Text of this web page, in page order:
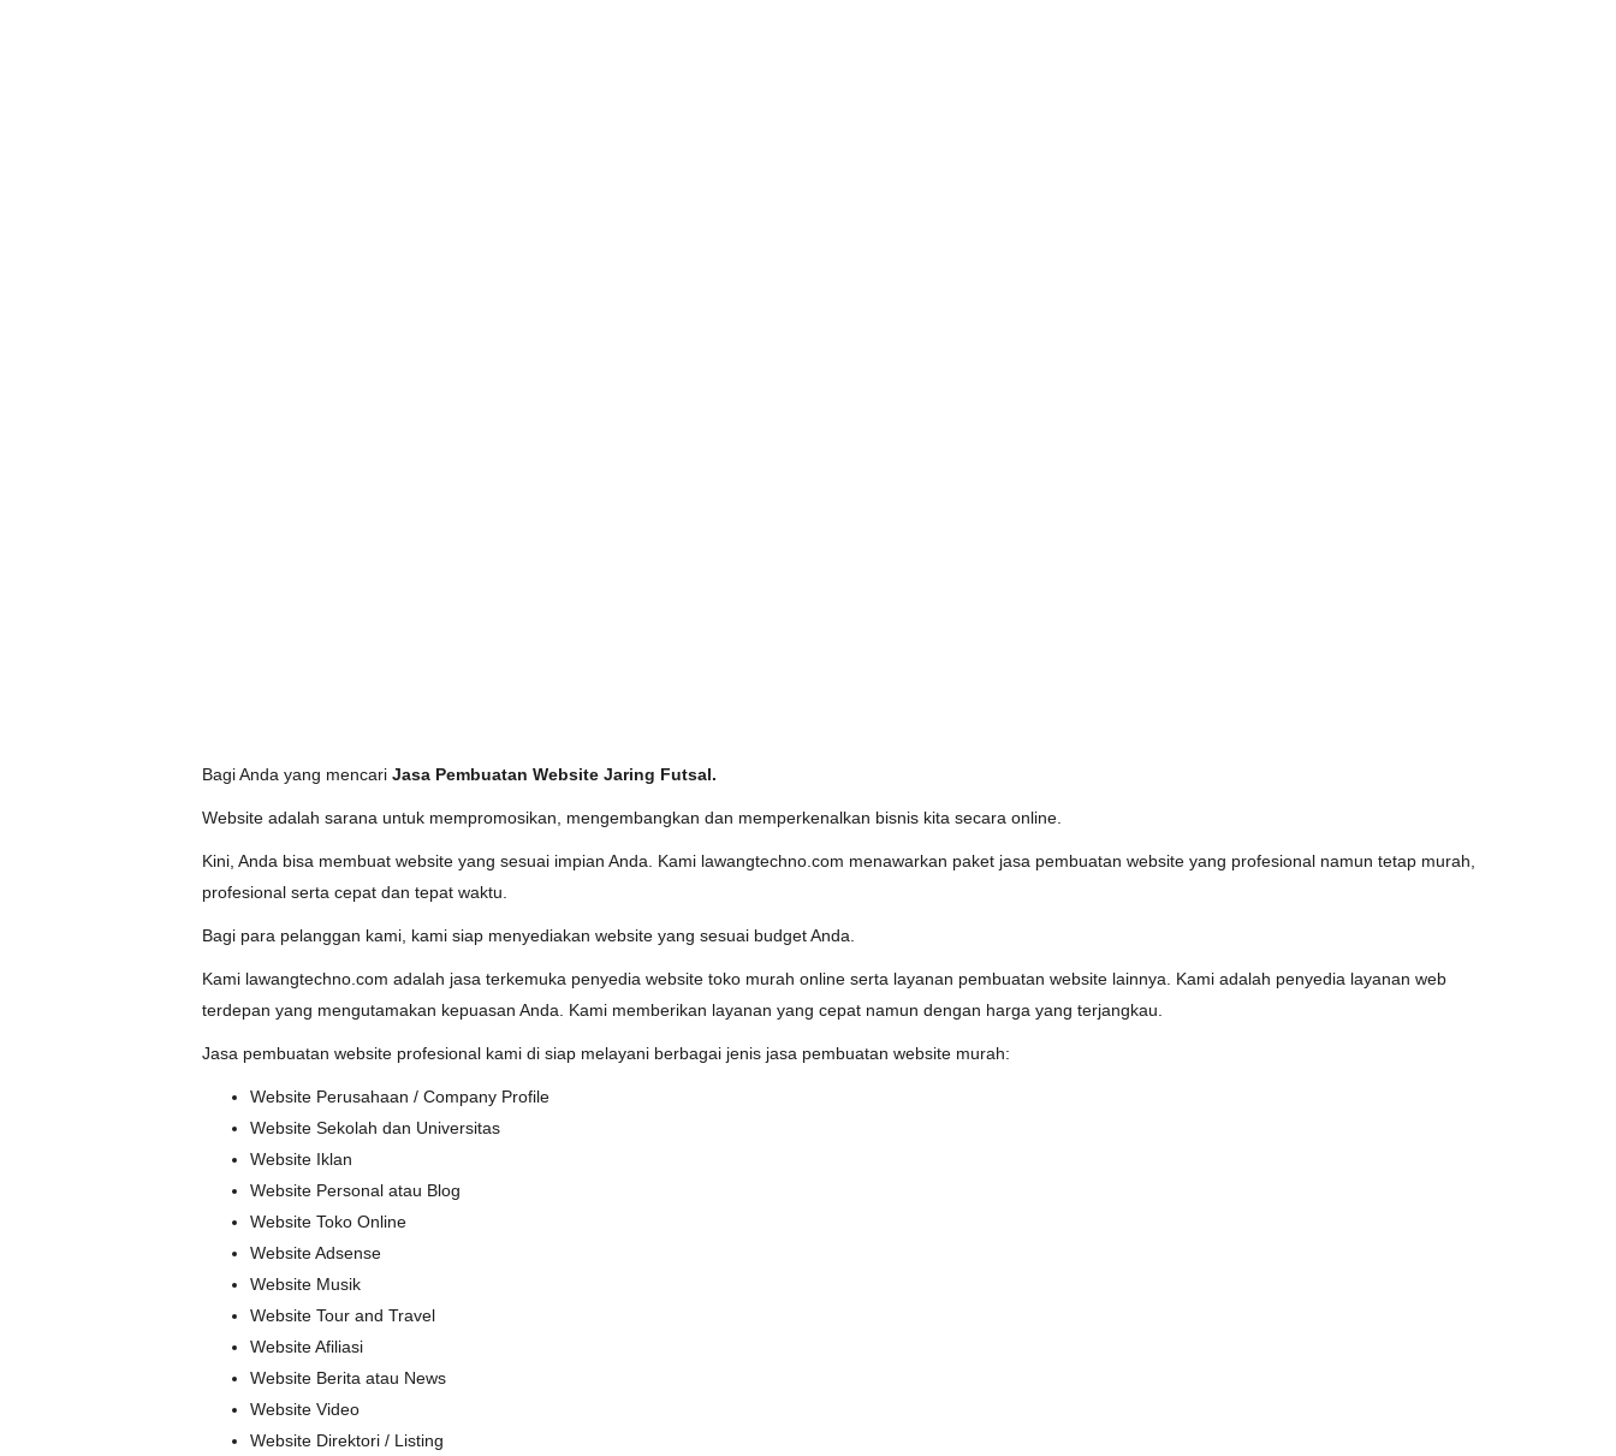
Bagi Anda yang mencari Jasa Pembuatan Website Jaring Futsal.
Website adalah sarana untuk mempromosikan, mengembangkan dan memperkenalkan bisnis kita secara online.
Kini, Anda bisa membuat website yang sesuai impian Anda. Kami lawangtechno.com menawarkan paket jasa pembuatan website yang profesional namun tetap murah,
profesional serta cepat dan tepat waktu.
Bagi para pelanggan kami, kami siap menyediakan website yang sesuai budget Anda.
Kami lawangtechno.com adalah jasa terkemuka penyedia website toko murah online serta layanan pembuatan website lainnya. Kami adalah penyedia layanan web
terdepan yang mengutamakan kepuasan Anda. Kami memberikan layanan yang cepat namun dengan harga yang terjangkau.
Jasa pembuatan website profesional kami di siap melayani berbagai jenis jasa pembuatan website murah:
Website Perusahaan / Company Profile
Website Sekolah dan Universitas
Website Iklan
Website Personal atau Blog
Website Toko Online
Website Adsense
Website Musik
Website Tour and Travel
Website Afiliasi
Website Berita atau News
Website Video
Website Direktori / Listing